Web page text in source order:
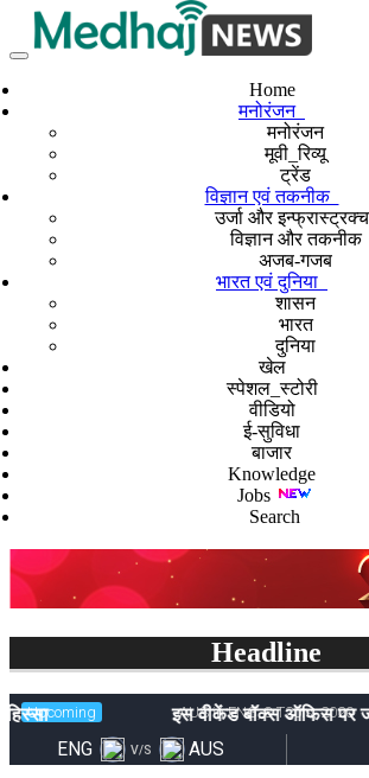
Home
मनोरंजन
मनोरंजन
मूवी_रिव्यू
ट्रेंड
विज्ञान एवं तकनीक
उर्जा और
विज्ञान और तकनीक
अजब-गजब
भारत एवं दुनिया
शासन
भारत
दुनिया
खेल
स्पेशल_स्टोरी
वीडियो
ई-सुविधा
बाजार
Knowledge
Jobs
Search
Headline
इस वीकेंड बॉक्स ऑफिस पर जबरदस्त घमासान